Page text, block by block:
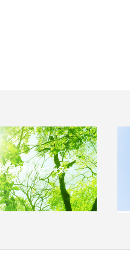
見積りセンター